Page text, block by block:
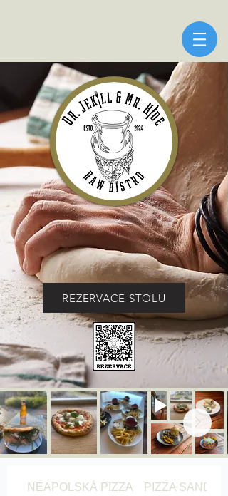
REZERVACE STOLU
NEAPOLSKÁ PIZZA PIZZA